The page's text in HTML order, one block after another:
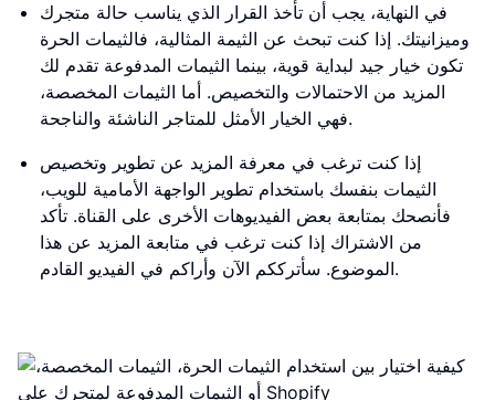
في النهاية، يجب أن تأخذ القرار الذي يناسب حالة متجرك
وميزانيتك. إذا كنت تبحث عن الثيمة المثالية، فالثيمات الحرة
تكون خيار جيد لبداية قوية، بينما الثيمات المدفوعة تقدم لك
المزيد من الاحتمالات والتخصيص. أما الثيمات المخصصة،
فهي الخيار الأمثل للمتاجر الناشئة والناجحة.
إذا كنت ترغب في معرفة المزيد عن تطوير وتخصيص
الثيمات بنفسك باستخدام تطوير الواجهة الأمامية للويب،
فأنصحك بمتابعة بعض الفيديوهات الأخرى على القناة. تأكد
من الاشتراك إذا كنت ترغب في متابعة المزيد عن هذا
الموضوع. سأترككم الآن وأراكم في الفيديو القادم.